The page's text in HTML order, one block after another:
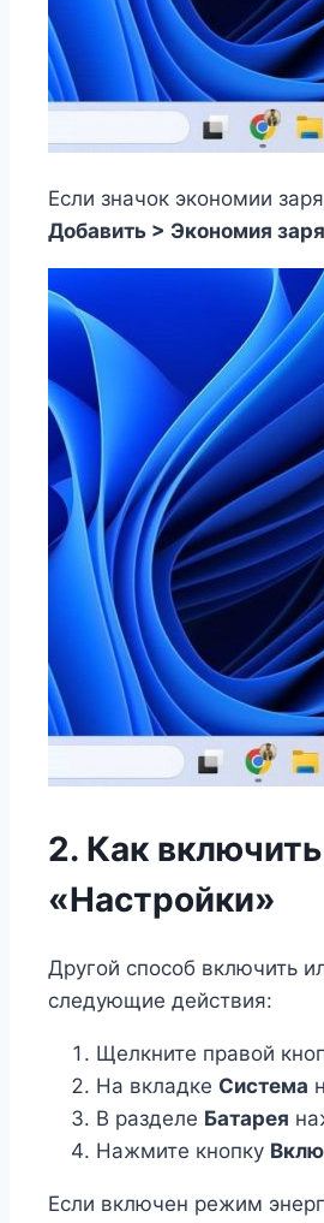
Если значок экономии
Добавить > Экономия
2. Как
«Настройки»
Другой способ включить
следующие действия:
Щелкните правой
На вкладке Система
В разделе Батарея
Нажмите кнопку
Если включен режим